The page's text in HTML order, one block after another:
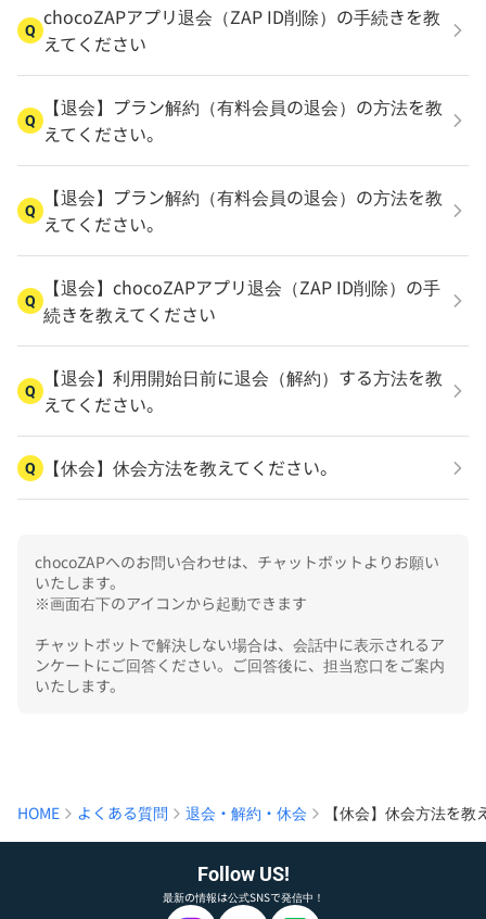
Q
chocoZAPアプリ退会（ZAP ID削除）の手続きを教
えてください
Q
【退会】プラン解約（有料会員の退会）の方法を教
えてください。
Q
【退会】プラン解約（有料会員の退会）の方法を教
えてください。
Q
【退会】chocoZAPアプリ退会（ZAP ID削除）の手
続きを教えてください
Q
【退会】利用開始日前に退会（解約）する方法を教
えてください。
Q 【休会】休会方法を教えてください。
chocoZAPへのお問い合わせは、チャットボットよりお願い
いたします。
※画面右下のアイコンから起動できます
チャットボットで解決しない場合は、会話中に表示されるア
ンケートにご回答ください。ご回答後に、担当窓口をご案内
いたします。
HOME よくある質問 退会・解約・休会 【休会】休会方法を教
Follow US!
最新の情報は公式SNSで発信中！